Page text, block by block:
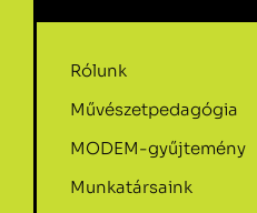
Rólunk
Művészetpedagógia
MODEM-gyűjtemény
Munkatársaink